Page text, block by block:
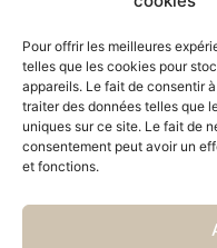
Pour offrir les meilleures
telles que les cookies pour
appareils. Le fait de consentir
traiter des données telles que
uniques sur ce site. Le fait de
consentement peut avoir un
et fonctions.
Ouvert le samedi
Prévenez de votre
ou par téléphone
Suivez nous aussi sur